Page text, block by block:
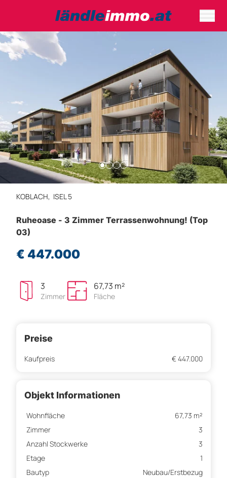
KOBLACH, ISEL 5
Ruheoase - 3 Zimmer Terrassenwohnung! (Top
03)
€ 447.000
3
Zimmer
67,73 m²
Fläche
Preise
Kaufpreis € 447.000
Objekt Informationen
Wohnfläche
67,73 m²
Zimmer
3
Anzahl Stockwerke
3
Etage
1
Bautyp
Neubau/Erstbezug